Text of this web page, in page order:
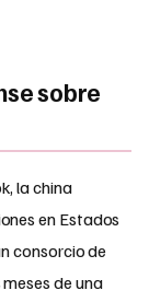
sobre
la china
en Estados
consorcio de
de una